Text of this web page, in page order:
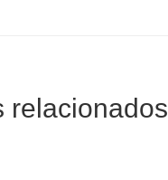
relacionados